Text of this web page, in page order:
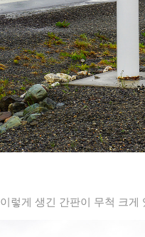
이렇게 생긴 간판이 무척 크게